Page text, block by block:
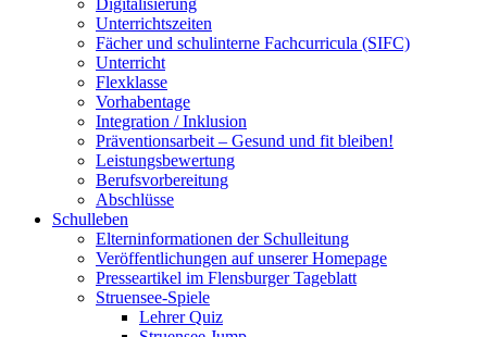
Digitalisierung
Unterrichtszeiten
Fächer und schulinterne Fachcurricula (SIFC)
Unterricht
Flexklasse
Vorhabentage
Integration / Inklusion
Präventionsarbeit – Gesund und fit bleiben!
Leistungsbewertung
Berufsvorbereitung
Abschlüsse
Schulleben
Elterninformationen der Schulleitung
Veröffentlichungen auf unserer Homepage
Presseartikel im Flensburger Tageblatt
Struensee-Spiele
Lehrer Quiz